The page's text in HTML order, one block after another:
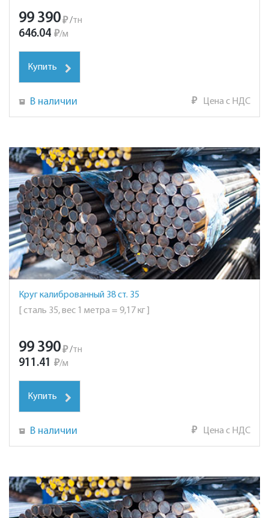
99 390₽ /тн
646.04 ₽/м
Купить
В наличии ₽ Цена с НДС
Круг калиброванный 38 ст. 35
[ сталь 35, вес 1 метра = 9,17 кг ]
99 390₽ /тн
911.41 ₽/м
Купить
В наличии ₽ Цена с НДС